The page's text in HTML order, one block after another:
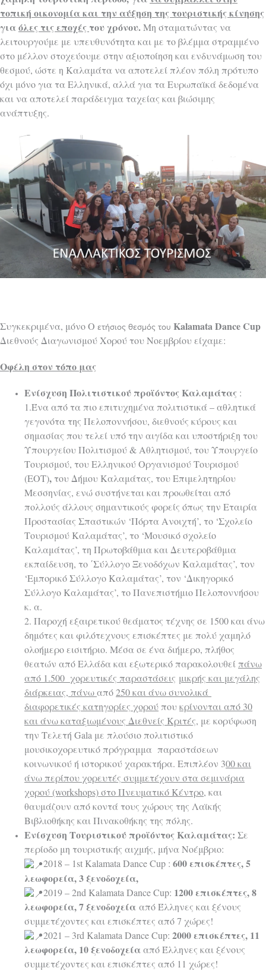
τοπική οικονομία και την αύξηση της τουριστικής κίνησης
γιαόλες τις εποχές του χρόνου.Μη σταματώντας να
λειτουργούμε με υπευθυνότητα και με το βλέμμα στραμμένο
στο μέλλον στοχεύουμε στην αξιοποίηση και ενδυνάμωση του
θεσμού, ώστε η Καλαμάτα να αποτελεί πλέον πόλη πρότυπο
όχι μόνο για τα Ελληνικά, αλλά για τα Ευρωπαϊκά δεδομένα
και να αποτελεί παράδειγμα ταχείας και βιώσιμης
ανάπτυξης.
Συγκεκριμένα, μόνο Ο ετήσιος θεσμός του Kalamata Dance Cup
Διεθνούς Διαγωνισμού Χορού του Νοεμβρίου είχαμε:
Οφέλη στον τόπο μας
Ενίσχυση Πολιτιστικού προϊόντος Καλαμάτας :
1.Ένα από τα πιο επιτυχημένα πολιτιστικά – αθλητικά
γεγονότα της Πελοποννήσου, διεθνούς κύρους και
σημασίας που τελεί υπό την αιγίδα και υποστήριξη του
Υπουργείου Πολιτισμού & Αθλητισμού, του Υπουργείο
Τουρισμού, του Ελληνικού Οργανισμού Τουρισμού
(ΕΟΤ),του Δήμου Καλαμάτας, του Επιμελητηρίου
Μεσσηνίας, ενώ συστήνεται και προωθείται από
πολλούς άλλους σημαντικούς φορείς όπως την Εταιρία
Προστασίας Σπαστικών ‘Πόρτα Ανοιχτή’, το ‘Σχολείο
Τουρισμού Καλαμάτας’, το ‘Μουσικό σχολείο
Καλαμάτας’, τη Πρωτοβάθμια και Δευτεροβάθμια
εκπαίδευση, το ΄Σύλλογο Ξενοδόχων Καλαμάτας’, τον
‘Εμπορικό Σύλλογο Καλαμάτας’, τον ‘Δικηγορικό
Σύλλογο Καλαμάτας’, το Πανεπιστήμιο Πελοποννήσου
κ. α.
2. Παροχή εξαιρετικού θεάματος τέχνης σε 1500 και άνω
δημότες και φιλότεχνους επισκέπτες με πολύ χαμηλό
ολοήμερο εισιτήριο. Μέσα σε ένα διήμερο, πλήθος
θεατών από Ελλάδα και εξωτερικό παρακολουθείπάνω
από 1.500 χορευτικές παραστάσεις μικρής και μεγάλης
διάρκειας, πάνωαπό250 και άνω συνολικά
διαφορετικές κατηγορίες χορούπουκρίνονται από 30
και άνω καταξιωμένους Διεθνείς Κριτές, με κορύφωση
την Τελετή Gala με πλούσιο πολιτιστικό
μουσικοχορευτικό πρόγραμμα παραστάσεων
κοινωνικού ή ιστορικού χαρακτήρα. Επιπλέον 300 και
άνω περίπου χορευτές συμμετέχουν στα σεμινάρια
χορού (workshops) στο Πνευματικό Κέντρο, και
θαυμάζουν από κοντά τους χώρους της Λαϊκής
Βιβλιοθήκης και Πινακοθήκης της πόλης.
Ενίσχυση Τουριστικού προϊόντος Καλαμάτας:Σε
περίοδο μη τουριστικής αιχμής, μήνα Νοέμβριο:
2018 – 1st Kalamata Dance Cup :600 επισκέπτες, 5
λεωφορεία, 3 ξενοδοχεία,
2019 – 2nd Kalamata Dance Cup: 1200 επισκέπτες, 8
λεωφορεία, 7 ξενοδοχείααπό Έλληνες και ξένους
συμμετέχοντες και επισκέπτες από 7 χώρες!
2021 – 3rd Kalamata Dance Cup: 2000 επισκέπτες, 11
λεωφορεία, 10 ξενοδοχείααπό Έλληνες και ξένους
συμμετέχοντες και επισκέπτες από 11 χώρες!